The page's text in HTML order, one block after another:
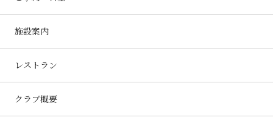
施設案内
レストラン
クラブ概要